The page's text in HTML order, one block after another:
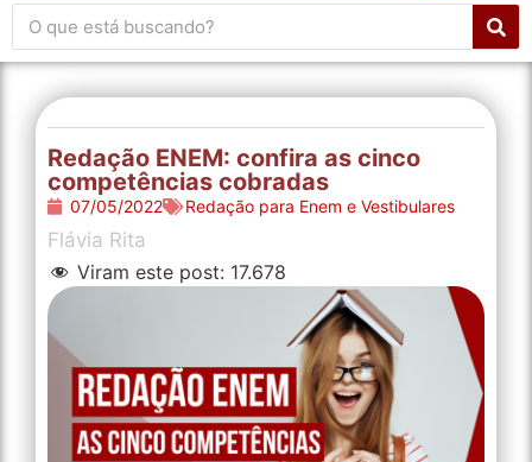
Redação ENEM: confira as cinco
competências cobradas
07/05/2022 Redação para Enem e Vestibulares
Flávia Rita
Viram este post: 17.678